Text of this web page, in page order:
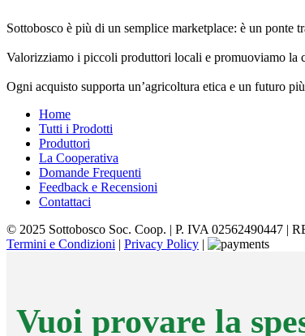
Sottobosco è più di un semplice marketplace: è un ponte
Valorizziamo i piccoli produttori locali e promuoviamo la
Ogni acquisto supporta un’agricoltura etica e un futuro
Home
Tutti i Prodotti
Produttori
La Cooperativa
Domande Frequenti
Feedback e Recensioni
Contattaci
© 2025 Sottobosco Soc. Coop. | P. IVA 02562490447 |
Termini e Condizioni | Privacy Policy |
Vuoi provare la